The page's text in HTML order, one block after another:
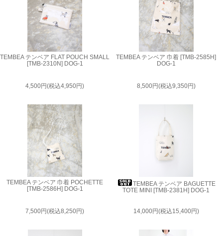
TEMBEA テンベア FLAT POUCH SMALL
[TMB-2310N] DOG-1
4,500円(税込4,950円)
TEMBEA テンベア 巾着 [TMB-2585H]
DOG-1
8,500円(税込9,350円)
TEMBEA テンベア 巾着 POCHETTE
[TMB-2586H] DOG-1
7,500円(税込8,250円)
TEMBEA テンベア BAGUETTE
TOTE MINI [TMB-2381H] DOG-1
14,000円(税込15,400円)